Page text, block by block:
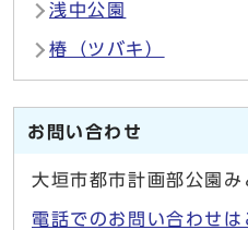
浅中公園
椿（ツバキ）
お問い合わせ
大垣市都市計画部公園
電話でのお問い合わせは